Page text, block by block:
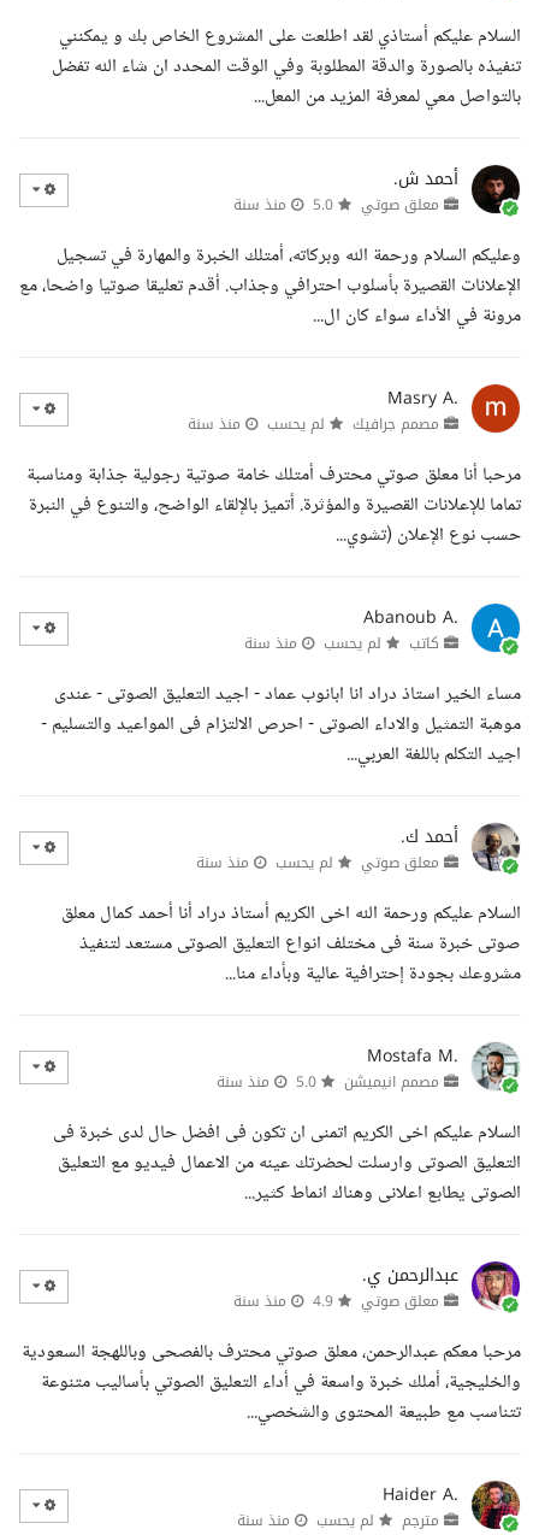
السلام عليكم أستاذي لقد اطلعت على المشروع الخاص بك و يمكنني
تنفيذه بالصورة والدقة المطلوبة وفي الوقت المحدد ان شاء الله تفضل
بالتواصل معي لمعرفة المزيد من المعل...
أحمد ش.
معلق صوتي منذ سنة
وعليكم السلام ورحمة الله وبركاته، أمتلك الخبرة والمهارة في تسجيل
الإعلانات القصيرة بأسلوب احترافي وجذاب. أقدم تعليقا صوتيا واضحا، مع
مرونة في الأداء سواء كان ال...
Masry A.
مصمم جرافيك لم يحسب منذ سنة
مرحبا أنا معلق صوتي محترف أمتلك خامة صوتية رجولية جذابة ومناسبة
تماما للإعلانات القصيرة والمؤثرة. أتميز بالإلقاء الواضح، والتنوع في النبرة
حسب نوع الإعلان (تشوي...
Abanoub A.
كاتب لم يحسب منذ سنة
مساء الخير استاذ دراد انا ابانوب عماد - اجيد التعليق الصوتى - عندى
موهبة التمثيل والاداء الصوتى - احرص الالتزام فى المواعيد والتسليم -
اجيد التكلم باللغة العربي...
أحمد ك.
معلق صوتي لم يحسب منذ سنة
السلام عليكم ورحمة الله اخى الكريم أستاذ دراد أنا أحمد كمال معلق
صوتى خبرة سنة فى مختلف انواع التعليق الصوتى مستعد لتنفيذ
مشروعك بجودة إحترافية عالية وبأداء منا...
Mostafa M.
مصمم انيميشن منذ سنة
السلام عليكم اخى الكريم اتمنى ان تكون فى افضل حال لدى خبرة فى
التعليق الصوتى وارسلت لحضرتك عينه من الاعمال فيديو مع التعليق
الصوتى يطابع اعلانى وهناك انماط كثير...
عبدالرحمن ي.
معلق صوتي منذ سنة
مرحبا معكم عبدالرحمن، معلق صوتي محترف بالفصحى وباللهجة السعودية
والخليجية، أملك خبرة واسعة في أداء التعليق الصوتي بأساليب متنوعة
تتناسب مع طبيعة المحتوى والشخصي...
Haider A.
مترجم لم يحسب منذ سنة